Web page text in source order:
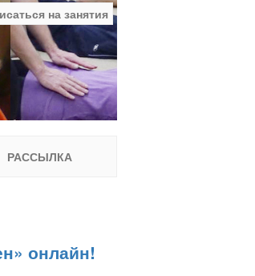
facebookВКонтакте
YouTube
Instagram
на занятия
РАССЫЛКА
онлайн!